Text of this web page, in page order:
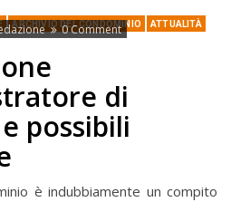
ARCHIVIO DEL CONDOMINIO ATTUALITÀ
0 Comment
di
possibili
è indubbiamente un compito